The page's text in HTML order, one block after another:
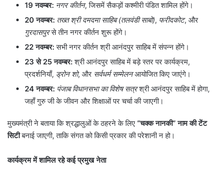
19नवम्बर: नगर कीर्तन, जिसमें सैकड़ों कश्मीरी पंडित शामिल होंगे।
20नवम्बर: तख्त श्री दमदमा साहिब (तलवंडी साबो), फरीदकोट, और
गुरदासपुरसे तीन नगर कीर्तन शुरू होंगे।
22नवम्बर:सभी नगर कीर्तन श्री आनंदपुर साहिब में संपन्न होंगे।
23से 25नवम्बर:श्री आनंदपुर साहिब में बड़े स्तर पर कार्यक्रम,
प्रदर्शनियाँ, ड्रोन शो, और सर्वधर्म सम्मेलनआयोजित किए जाएंगे।
24नवम्बर: पंजाब विधानसभा का विशेष सत्रश्री आनंदपुर साहिब में होगा,
जहाँ गुरु जी के जीवन और शिक्षाओं पर चर्चा की जाएगी।
मुख्यमंत्री ने बताया कि श्रद्धालुओं के ठहरने के लिए “चक्क नानकी”नाम की टेंट
सिटीबनाई जाएगी, ताकि संगत को किसी प्रकार की परेशानी न हो।
कार्यक्रम में शामिल रहे कई प्रमुख नेता